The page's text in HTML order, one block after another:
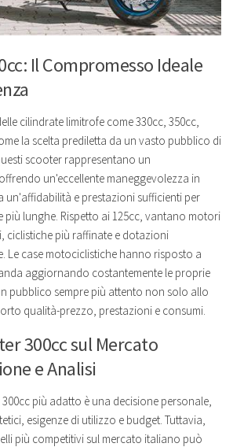
Il Compromesso Ideale
cilindrate limitrofe come 330cc, 350cc,
la scelta prediletta da un vasto pubblico di
scooter rappresentano un
un'eccellente maneggevolezza in
un'affidabilità e prestazioni sufficienti per
lunghe. Rispetto ai 125cc, vantano motori
ciclistiche più raffinate e dotazioni
Le case motociclistiche hanno risposto a
aggiornando costantemente le proprie
pubblico sempre più attento non solo allo
qualità-prezzo, prestazioni e consumi.
300cc sul Mercato
e Analisi
più adatto è una decisione personale,
esigenze di utilizzo e budget. Tuttavia,
più competitivi sul mercato italiano può